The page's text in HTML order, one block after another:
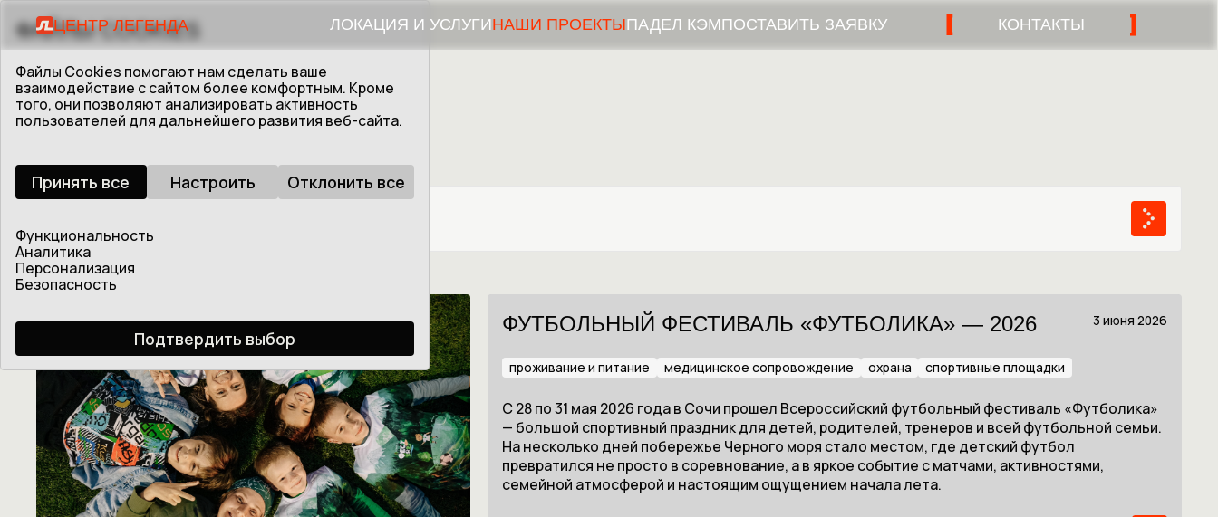
ЦЕНТР ЛЕГЕНДА ЛОКАЦИЯ И УСЛУГИНАШИ ПРОЕКТЫПАДЕЛ КЭМПОСТАВИТЬ ЗАЯВКУ КОНТАКТЫ
ФАЙЛЫ COOKIES
Файлы Cookies помогают нам сделать ваше
взаимодействие с сайтом более комфортным. Кроме
того, они позволяют анализировать активность
пользователей для дальнейшего развития веб-сайта.
Принять все Настроить Отклонить все
Функциональность
Аналитика
Персонализация
Безопасность
Подтвердить выбор
НАШИ ПРОЕКТЫ
ФУТБОЛЬНЫЙ ФЕСТИВАЛЬ «ФУТБОЛИКА» — 2026 3 июня 2026
проживание и питание медицинское сопровождение охрана спортивные площадки
С 28 по 31 мая 2026 года в Сочи прошел Всероссийский футбольный фестиваль «Футболика»
— большой спортивный праздник для детей, родителей, тренеров и всей футбольной семьи.
На несколько дней побережье Черного моря стало местом, где детский футбол
превратился не просто в соревнование, а в яркое событие с матчами, активностями,
семейной атмосферой и настоящим ощущением начала лета.